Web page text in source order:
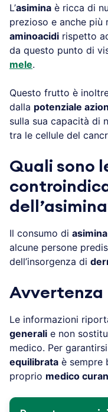
L’asimina è ricca di
prezioso e anche più
aminoacidi rispetto
da questo punto di
mele.
Questo frutto è
dalla potenziale
sulla sua capacità di
tra le cellule del
Quali sono
Il consumo di asimina
alcune persone
dell’insorgenza di
Avvertenza
Le informazioni
generali e non
medico. Per garantirsi
equilibrata è sempre
proprio medico